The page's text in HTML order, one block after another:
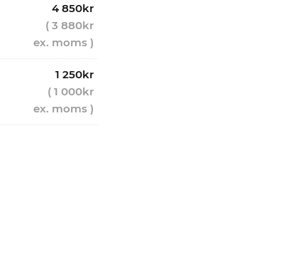
4 850kr
( 3 880kr
ex. moms )
1 250kr
( 1 000kr
ex. moms )